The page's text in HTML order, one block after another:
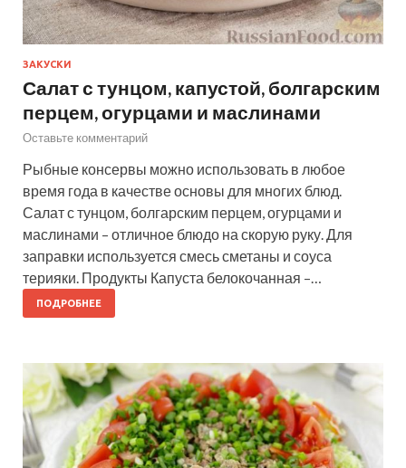
ЗАКУСКИ
Салат с тунцом, капустой, болгарским
перцем, огурцами и маслинами
Оставьте комментарий
Рыбные консервы можно использовать в любое
время года в качестве основы для многих блюд.
Салат с тунцом, болгарским перцем, огурцами и
маслинами – отличное блюдо на скорую руку. Для
заправки используется смесь сметаны и соуса
терияки. Продукты Капуста белокочанная –…
ПОДРОБНЕЕ